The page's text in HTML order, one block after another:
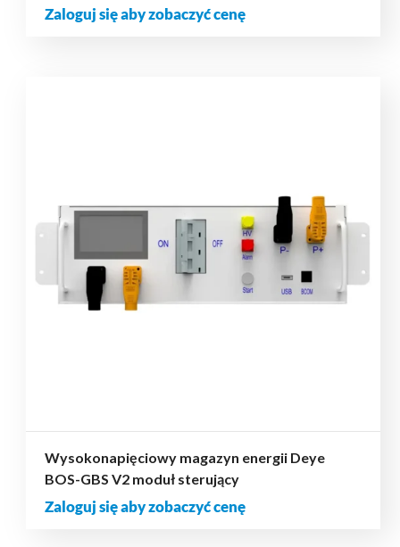
Zaloguj się aby zobaczyć cenę
Wysokonapięciowy magazyn energii Deye
BOS-GBS V2 moduł sterujący
Zaloguj się aby zobaczyć cenę